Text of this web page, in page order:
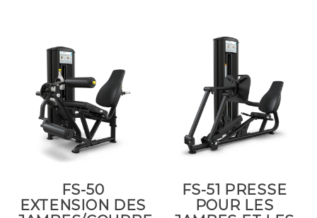
FS-50
EXTENSION DES
FS-51 PRESSE
POUR LES